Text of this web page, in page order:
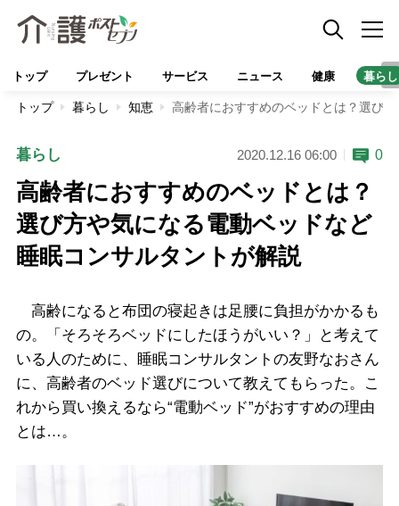
トップ プレゼント サービス ニュース 健康 暮らし
トップ 暮らし 知恵 高齢者におすすめのベッドとは？選び
暮らし 2020.12.16 06:00 0
高齢者におすすめのベッドとは？
選び方や気になる電動ベッドなど
睡眠コンサルタントが解説
高齢になると布団の寝起きは足腰に負担がかかるも
の。「そろそろベッドにしたほうがいい？」と考えて
いる人のために、睡眠コンサルタントの友野なおさん
に、高齢者のベッド選びについて教えてもらった。こ
れから買い換えるなら“電動ベッド”がおすすめの理由
とは…。